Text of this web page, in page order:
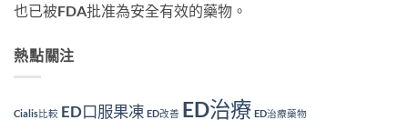
也已被FDA批准為安全有效的藥物。
熱點關注
Cialis比較 ED口服果凍 ED改善 ED治療 ED治療藥物